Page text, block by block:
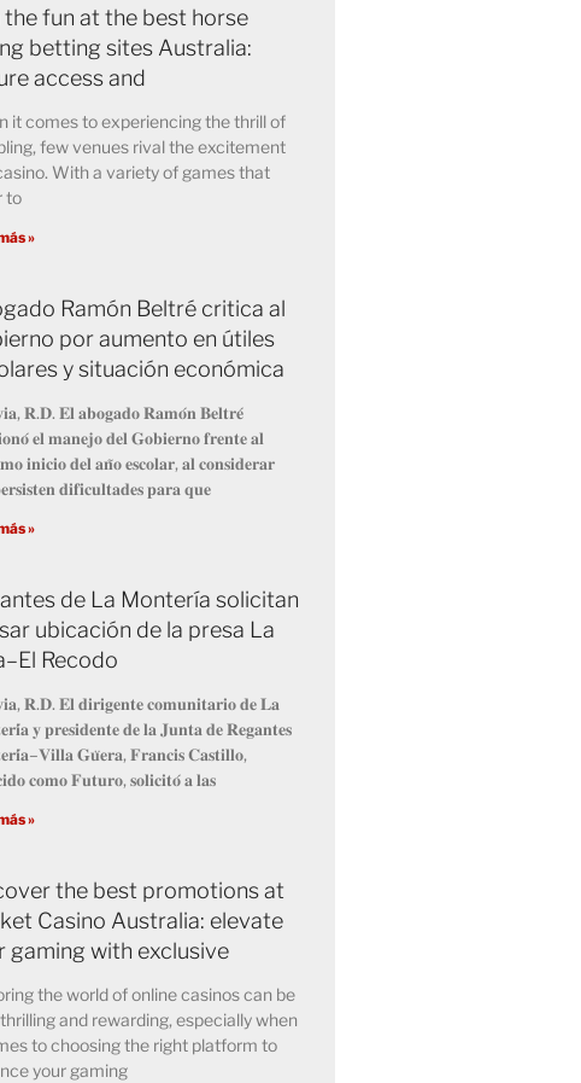
the fun at the best horse
betting sites Australia:
access and
it comes to experiencing the thrill of
few venues rival the excitement
With a variety of games that
to
»
Ramón Beltré critica al
por aumento en útiles
y situación económica
𝐑.𝐃. 𝐄𝐥 𝐚𝐛𝐨𝐠𝐚𝐝𝐨 𝐑𝐚𝐦𝐨́𝐧 𝐁𝐞𝐥𝐭𝐫𝐞́
𝐞𝐥 𝐦𝐚𝐧𝐞𝐣𝐨 𝐝𝐞𝐥 𝐆𝐨𝐛𝐢𝐞𝐫𝐧𝐨 𝐟𝐫𝐞𝐧𝐭𝐞 𝐚𝐥
𝐢𝐧𝐢𝐜𝐢𝐨 𝐝𝐞𝐥 𝐚𝐧̃𝐨 𝐞𝐬𝐜𝐨𝐥𝐚𝐫, 𝐚𝐥 𝐜𝐨𝐧𝐬𝐢𝐝𝐞𝐫𝐚𝐫
𝐝𝐢𝐟𝐢𝐜𝐮𝐥𝐭𝐚𝐝𝐞𝐬 𝐩𝐚𝐫𝐚 𝐪𝐮𝐞
»
de La Montería solicitan
ubicación de la presa La
Recodo
𝐑.𝐃. 𝐄𝐥 𝐝𝐢𝐫𝐢𝐠𝐞𝐧𝐭𝐞 𝐜𝐨𝐦𝐮𝐧𝐢𝐭𝐚𝐫𝐢𝐨 𝐝𝐞 𝐋𝐚
𝐲 𝐩𝐫𝐞𝐬𝐢𝐝𝐞𝐧𝐭𝐞 𝐝𝐞 𝐥𝐚 𝐉𝐮𝐧𝐭𝐚 𝐝𝐞 𝐑𝐞𝐠𝐚𝐧𝐭𝐞𝐬
𝐆𝐮̈𝐞𝐫𝐚, 𝐅𝐫𝐚𝐧𝐜𝐢𝐬 𝐂𝐚𝐬𝐭𝐢𝐥𝐥𝐨,
𝐜𝐨𝐦𝐨 𝐅𝐮𝐭𝐮𝐫𝐨, 𝐬𝐨𝐥𝐢𝐜𝐢𝐭𝐨́ 𝐚 𝐥𝐚𝐬
»
the best promotions at
Casino Australia: elevate
gaming with exclusive
the world of online casinos can be
and rewarding, especially when
to choosing the right platform to
your gaming